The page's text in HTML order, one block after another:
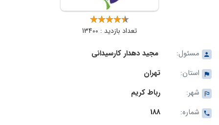
تعداد بازدید : 13400
مسئول:
مجید دهدار کارسیدانی
استان:
تهران
شهر:
رباط کریم
شماره:
188